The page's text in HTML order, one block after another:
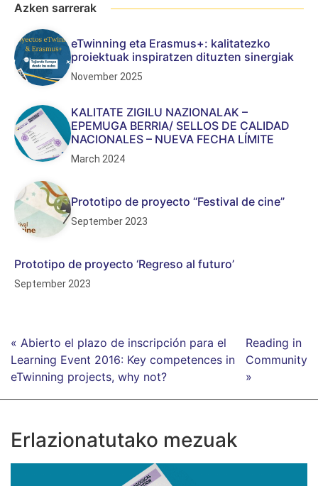
Azken sarrerak
eTwinning eta Erasmus+: kalitatezko
proiektuak inspiratzen dituzten sinergiak
November 2025
KALITATE ZIGILU NAZIONALAK –
EPEMUGA BERRIA/ SELLOS DE CALIDAD
NACIONALES – NUEVA FECHA LÍMITE
March 2024
Prototipo de proyecto “Festival de cine”
September 2023
Prototipo de proyecto ‘Regreso al futuro’
September 2023
« Abierto el plazo de inscripción para el
Learning Event 2016: Key competences in
eTwinning projects, why not?
Reading in
Community
»
Erlazionatutako mezuak